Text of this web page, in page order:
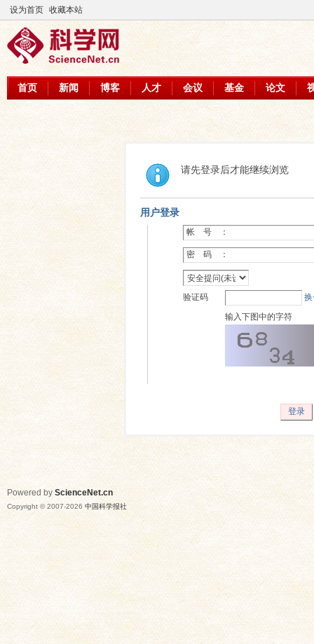
设为首页 收藏本站
首页 新闻 博客 人才 会议 基金 论文
请先登录后才能继续浏览
用户登录
帐 号 ：
密 码 ：
验证码
输入下图中的字符
登录
Powered by ScienceNet.cn
Copyright © 2007-2026 中国科学报社